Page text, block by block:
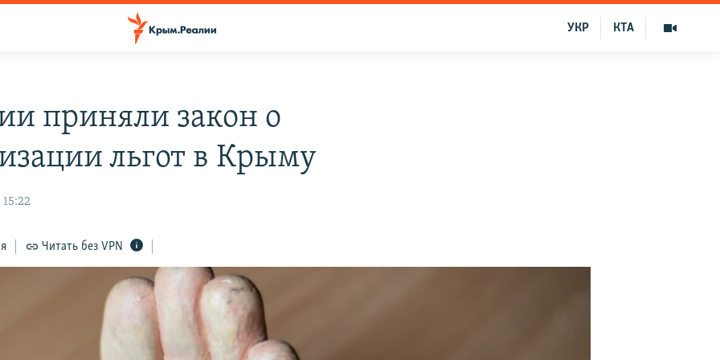
КТА
УКР
приняли закон о
льгот в Крыму
15:22
Читать без VPN